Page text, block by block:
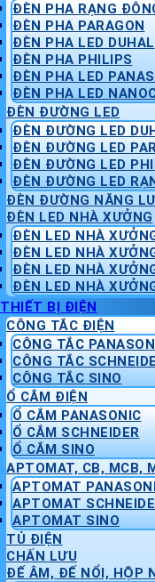
ĐÈN PHA RẠNG
ĐÈN PHA PARAGON
ĐÈN PHA LED DUHAL
ĐÈN PHA PHILIPS
ĐÈN PHA LED
ĐÈN PHA LED
ĐÈN ĐƯỜNG LED
ĐÈN ĐƯỜNG LED
ĐÈN ĐƯỜNG LED
ĐÈN ĐƯỜNG LED
ĐÈN ĐƯỜNG LED
ĐÈN ĐƯỜNG NĂNG
ĐÈN LED NHÀ XƯỞNG
ĐÈN LED NHÀ
ĐÈN LED NHÀ
ĐÈN LED NHÀ
ĐÈN LED NHÀ
THIẾT BỊ ĐIỆN
CÔNG TẮC ĐIỆN
CÔNG TẮC
CÔNG TẮC
CÔNG TẮC SINO
Ổ CẮM ĐIỆN
Ổ CẮM PANASONIC
Ổ CẮM SCHNEIDER
Ổ CẮM SINO
APTOMAT, CB, MCB,
APTOMAT
APTOMAT
APTOMAT SINO
TỦ ĐIỆN
CHẤN LƯU
ĐẾ ÂM, ĐẾ NỔI, HỘP